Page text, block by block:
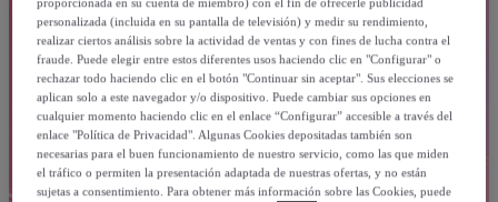
proporcionada en su cuenta de miembro) con el fin de ofrecerle publicidad
personalizada (incluida en su pantalla de televisión) y medir su rendimiento,
realizar ciertos análisis sobre la actividad de ventas y con fines de lucha contra el
fraude. Puede elegir entre estos diferentes usos haciendo clic en "Configurar" o
rechazar todo haciendo clic en el botón "Continuar sin aceptar". Sus elecciones se
aplican solo a este navegador y/o dispositivo. Puede cambiar sus opciones en
cualquier momento haciendo clic en el enlace “Configurar” accesible a través del
enlace "Política de Privacidad". Algunas Cookies depositadas también son
necesarias para el buen funcionamiento de nuestro servicio, como las que miden
el tráfico o permiten la presentación adaptada de nuestras ofertas, y no están
sujetas a consentimiento. Para obtener más información sobre las Cookies, puede